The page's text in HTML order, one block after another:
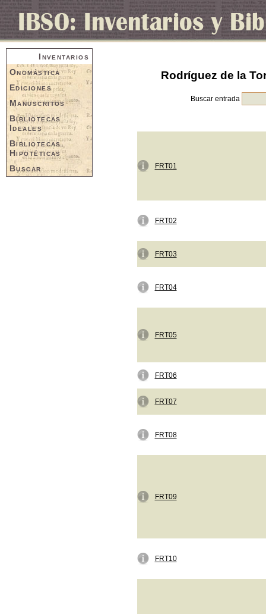
Inventarios
Onomástica
Ediciones
Manuscritos
Bibliotecas
Ideales
Bibliotecas
Hipotéticas
Buscar
Rodríguez de la
Buscar entrada
FRT01
FRT02
FRT03
FRT04
FRT05
FRT06
FRT07
FRT08
FRT09
FRT10